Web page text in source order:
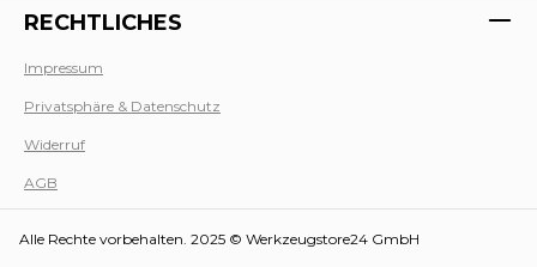
RECHTLICHES
Impressum
Privatsphäre & Datenschutz
Widerruf
AGB
Alle Rechte vorbehalten. 2025 © Werkzeugstore24 GmbH